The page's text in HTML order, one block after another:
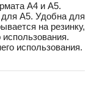
А4 и А5.
А5. Удобна для
на резинку,
использования.